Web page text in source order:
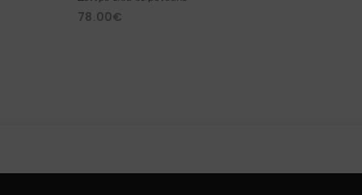
78.00€